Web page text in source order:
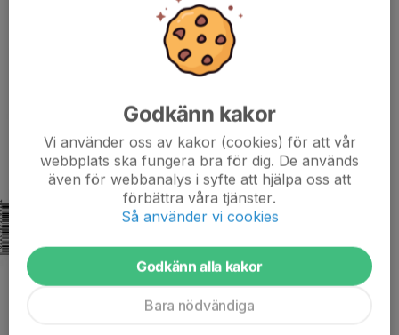
Godkänn kakor
Vi använder oss av kakor (cookies) för att vår
webbplats ska fungera bra för dig. De används
även för webbanalys i syfte att hjälpa oss att
förbättra våra tjänster.
Så använder vi cookies
Godkänn alla kakor
Bara nödvändiga